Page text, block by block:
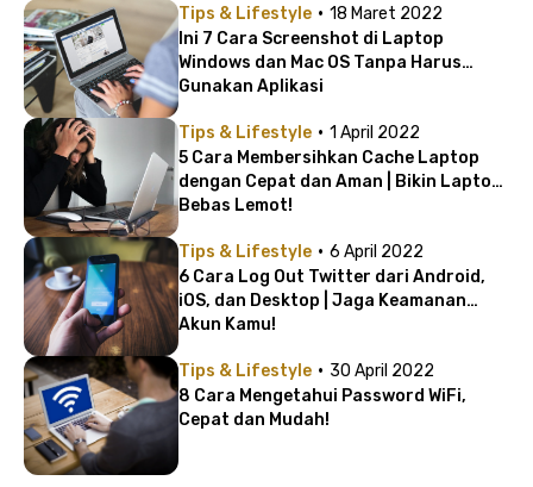
Tips & Lifestyle · 18 Maret 2022
Ini 7 Cara Screenshot di Laptop
Windows dan Mac OS Tanpa Harus
Gunakan Aplikasi
Tips & Lifestyle · 1 April 2022
5 Cara Membersihkan Cache Laptop
dengan Cepat dan Aman | Bikin Laptop
Bebas Lemot!
Tips & Lifestyle · 6 April 2022
6 Cara Log Out Twitter dari Android,
iOS, dan Desktop | Jaga Keamanan
Akun Kamu!
Tips & Lifestyle · 30 April 2022
8 Cara Mengetahui Password WiFi,
Cepat dan Mudah!